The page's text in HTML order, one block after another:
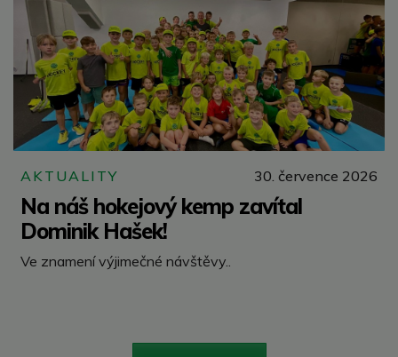
AKTUALITY 30. července 2026
Na náš hokejový kemp zavítal
Dominik Hašek!
Ve znamení výjimečné návštěvy..